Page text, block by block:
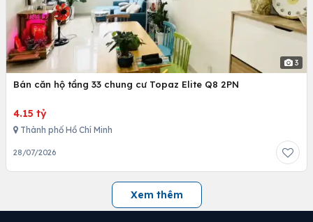
3
Bán căn hộ tầng 33 chung cư Topaz Elite Q8 2PN
4.15 tỷ
Thành phố Hồ Chí Minh
28/07/2026
Xem thêm